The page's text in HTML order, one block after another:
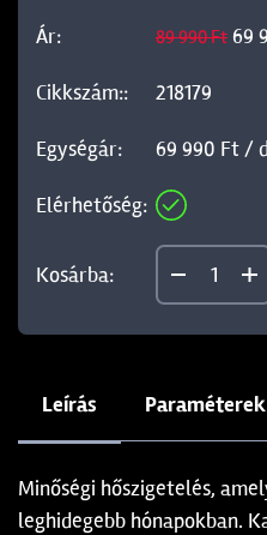
89 990 Ft 69
218179
69 990 Ft /
Leírás Paraméterek
Minőségi hőszigetelés,
leghidegebb hónapokban.